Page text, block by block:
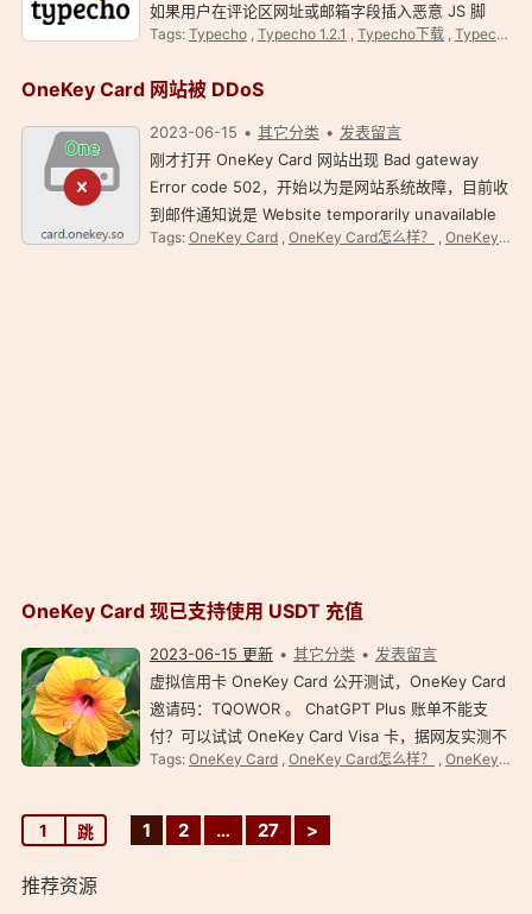
如果用户在评论区网址或邮箱字段插入恶意 JS 脚
本，提交脚本后存储数据库，管理员访问审核评论时
404.php 写入一…
Tags: Typecho, Typecho 1.2.1 , Typecho下载, Typecho升级
OneKey Card 网站被 DDoS
2023-06-15 其它分类
发表留言
刚才打开 OneKey Card 网站出现 Bad gateway
Error code 502，开始以为是网站系统故障，目前收
到邮件通知说是 Website temporarily unavailable
due to DDOS attack，工程师目前处理中。 以下是
Tags: OneKey Card, OneKey Card怎么样？ , OneKey Card邀请码
OneKey Card 现已支持使用 USDT 充值
2023-06-15 更新 其它分类
发表留言
虚拟信用卡 OneKey Card 公开测试，OneKey Card
邀请码：TQOWOR 。 ChatGPT Plus 账单不能支
付？可以试试 OneKey Card Visa 卡，据网友实测不
会被 OpenAI 拒绝。 OneKey Card 此前只能使用
可以在 Tron 、 P…
Tags: OneKey Card, OneKey Card怎么样？ , OneKey Card邀请码
1 2 … 27 >
推荐资源